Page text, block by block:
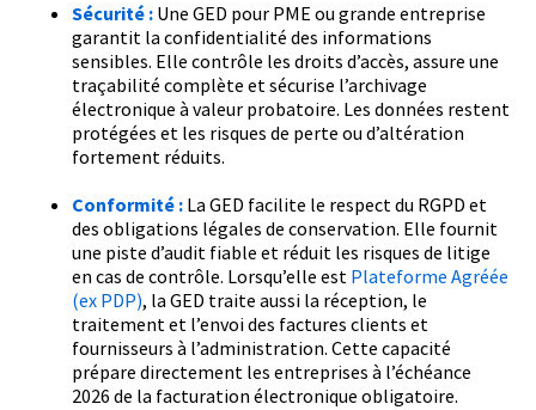
Sécurité : Une GED pour PME ou grande entreprise
garantit la confidentialité des informations
sensibles. Elle contrôle les droits d’accès, assure une
traçabilité complète et sécurise l’archivage
électronique à valeur probatoire. Les données restent
protégées et les risques de perte ou d’altération
fortement réduits.
Conformité : La GED facilite le respect du RGPD et
des obligations légales de conservation. Elle fournit
une piste d’audit fiable et réduit les risques de litige
en cas de contrôle. Lorsqu’elle est Plateforme Agréée
(ex PDP), la GED traite aussi la réception, le
traitement et l’envoi des factures clients et
fournisseurs à l’administration. Cette capacité
prépare directement les entreprises à l’échéance
2026 de la facturation électronique obligatoire.